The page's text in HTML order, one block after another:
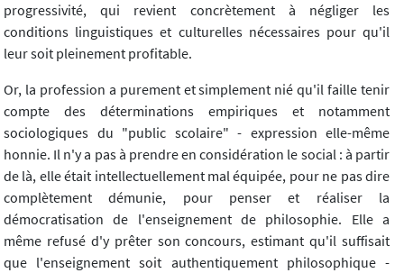
progressivité, qui revient concrètement à négliger les
conditions linguistiques et culturelles nécessaires pour qu'il
leur soit pleinement profitable.
Or, la profession a purement et simplement nié qu'il faille tenir
compte des déterminations empiriques et notamment
sociologiques du "public scolaire" - expression elle-même
honnie. Il n'y a pas à prendre en considération le social : à partir
de là, elle était intellectuellement mal équipée, pour ne pas dire
complètement démunie, pour penser et réaliser la
démocratisation de l'enseignement de philosophie. Elle a
même refusé d'y prêter son concours, estimant qu'il suffisait
que l'enseignement soit authentiquement philosophique -